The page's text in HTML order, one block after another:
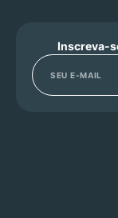
Inscreva-